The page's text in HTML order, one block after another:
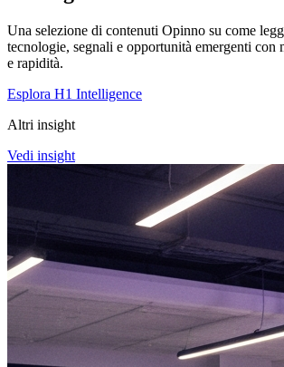
Una selezione di contenuti Opinno su come
tecnologie, segnali e opportunità emergenti con
e rapidità.
Esplora H1 Intelligence
Altri insight
Vedi insight